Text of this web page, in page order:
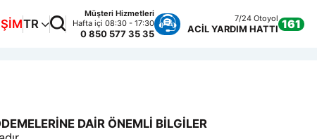
TR
Müşteri Hizmetleri
Hafta içi 08:30 - 17:30
0 850 577 35 35
7/24 Otoyol
ACİL YARDIM HATTI 161
DAİR ÖNEMLİ BİLGİLER